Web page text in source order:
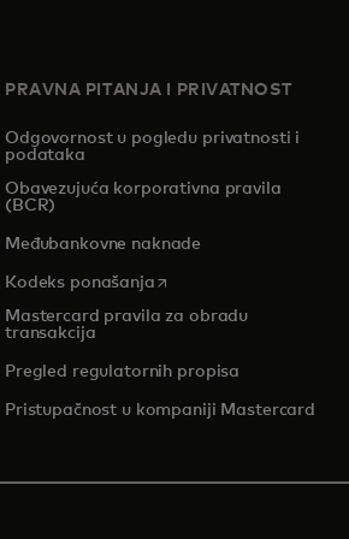
PRAVNA PITANJA I PRIVATNOST
Odgovornost u pogledu privatnosti i
podataka
Obavezujuća korporativna pravila
(BCR)
Međubankovne naknade
Kodeks ponašanjaopens in a new tab
Mastercard pravila za obradu
transakcija
Pregled regulatornih propisa
Pristupačnost u kompaniji Mastercard